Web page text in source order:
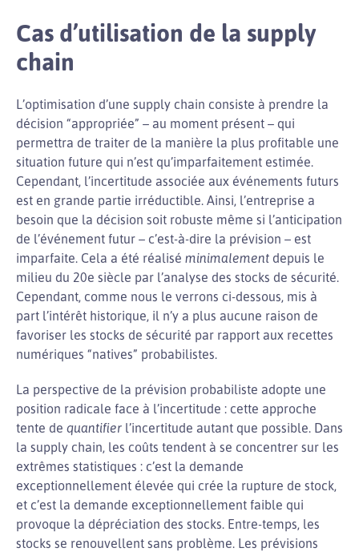
Cas d’utilisation de la supply
chain
L’optimisation d’une supply chain consiste à prendre la
décision “appropriée” – au moment présent – qui
permettra de traiter de la manière la plus profitable une
situation future qui n’est qu’imparfaitement estimée.
Cependant, l’incertitude associée aux événements futurs
est en grande partie irréductible. Ainsi, l’entreprise a
besoin que la décision soit robuste même si l’anticipation
de l’événement futur – c’est-à-dire la prévision – est
imparfaite. Cela a été réalisé minimalement depuis le
milieu du 20e siècle par l’analyse des stocks de sécurité.
Cependant, comme nous le verrons ci-dessous, mis à
part l’intérêt historique, il n’y a plus aucune raison de
favoriser les stocks de sécurité par rapport aux recettes
numériques “natives” probabilistes.
La perspective de la prévision probabiliste adopte une
position radicale face à l’incertitude : cette approche
tente de quantifier l’incertitude autant que possible. Dans
la supply chain, les coûts tendent à se concentrer sur les
extrêmes statistiques : c’est la demande
exceptionnellement élevée qui crée la rupture de stock,
et c’est la demande exceptionnellement faible qui
provoque la dépréciation des stocks. Entre-temps, les
stocks se renouvellent sans problème. Les prévisions